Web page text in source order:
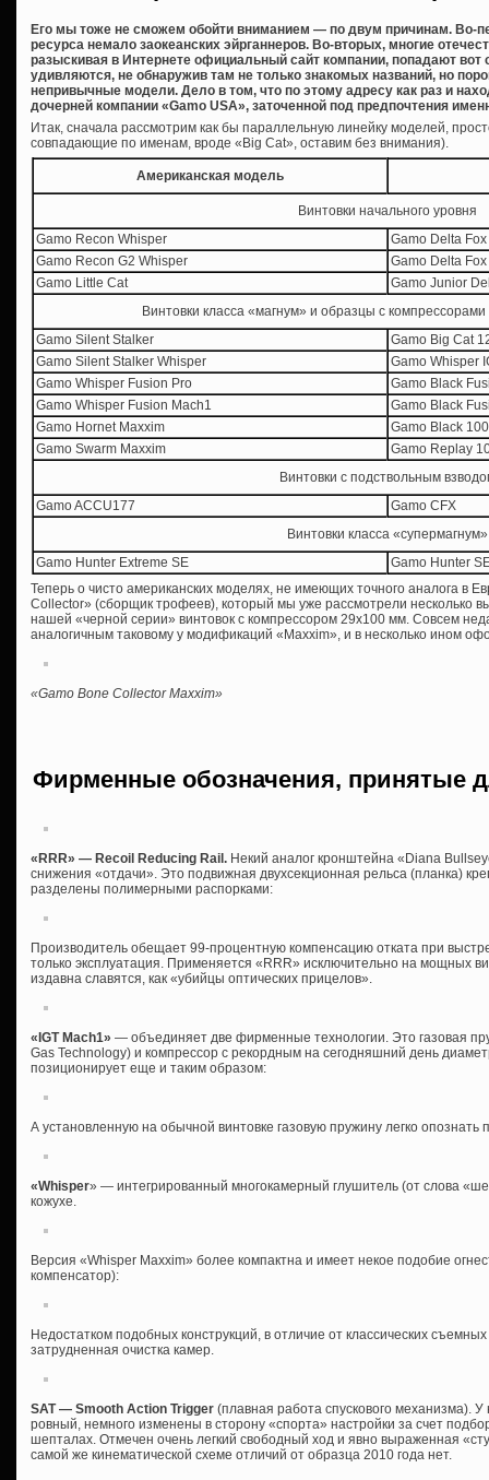
Его мы тоже не сможем обойти вниманием — по двум причинам. Во-
ресурса немало заокеанских эйрганнеров. Во-вторых, многие
разыскивая в Интернете официальный сайт компании, попадают
удивляются, не обнаружив там не только знакомых названий, но
непривычные модели. Дело в том, что по этому адресу как раз и
дочерней компании «Gamo USA», заточенной под предпочтения
Итак, сначала рассмотрим как бы параллельную линейку моделей,
совпадающие по именам, вроде «Big Cat», оставим без внимания).
Американская модель
Винтовки начального уровня
Gamo Recon Whisper
Gamo Delta
Gamo Recon G2 Whisper
Gamo Delta
Gamo Little Cat
Gamo Junior
Винтовки класса «магнум» и образцы с
Gamo Silent Stalker
Gamo Big Cat
Gamo Silent Stalker Whisper
Gamo Whisper
Gamo Whisper Fusion Pro
Gamo Black
Gamo Whisper Fusion Mach1
Gamo Black
Gamo Hornet Maxxim
Gamo Black
Gamo Swarm Maxxim
Gamo Replay
Винтовки с подствольным
Gamo ACCU177
Gamo CFX
Винтовки класса «супермагнум»
Gamo Hunter Extreme SE
Gamo Hunter
Теперь о чисто американских моделях, не имеющих точного аналога в
Collector» (сборщик трофеев), который мы уже рассмотрели несколько
нашей «черной серии» винтовок с компрессором 29х100 мм. Совсем
аналогичным таковому у модификаций «Maxxim», и в несколько ином
«Gamo Bone Collector Maxxim»
Фирменные обозначения, принятые
«RRR» — Recoil Reducing Rail. Некий аналог кронштейна «Diana
снижения «отдачи». Это подвижная двухсекционная рельса (планка)
разделены полимерными распорками:
Производитель обещает 99-процентную компенсацию отката при
только эксплуатация. Применяется «RRR» исключительно на мощных
издавна славятся, как «убийцы оптических прицелов».
«IGT Mach1» — объединяет две фирменные технологии. Это газовая
Gas Technology) и компрессор с рекордным на сегодняшний день
позиционирует еще и таким образом:
А установленную на обычной винтовке газовую пружину легко опознать
«Whisper» — интегрированный многокамерный глушитель (от слова
кожухе.
Версия «Whisper Maxxim» более компактна и имеет некое подобие
компенсатор):
Недостатком подобных конструкций, в отличие от классических
затрудненная очистка камер.
SAT — Smooth Action Trigger (плавная работа спускового механизма).
ровный, немного изменены в сторону «спорта» настройки за счет
шепталах. Отмечен очень легкий свободный ход и явно выраженная
самой же кинематической схеме отличий от образца 2010 года нет.